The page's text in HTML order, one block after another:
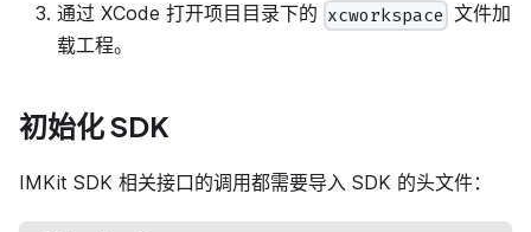
通过 XCode 打开项目目录下的 xcworkspace 文件加
载工程。
初始化 SDK
IMKit SDK 相关接口的调用都需要导入 SDK 的头文件：